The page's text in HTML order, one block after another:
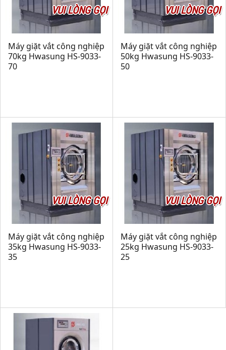
VUI LÒNG GỌI
Máy giặt vắt công nghiệp
70kg Hwasung HS-9033-
70
VUI LÒNG GỌI
Máy giặt vắt công nghiệp
50kg Hwasung HS-9033-
50
VUI LÒNG GỌI
Máy giặt vắt công nghiệp
35kg Hwasung HS-9033-
35
VUI LÒNG GỌI
Máy giặt vắt công nghiệp
25kg Hwasung HS-9033-
25